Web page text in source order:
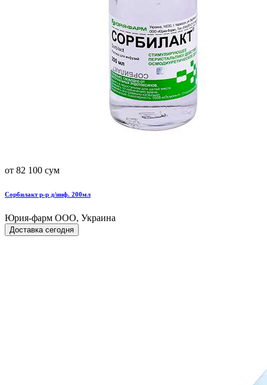
от 82 100 сум
Сорбилакт р-р д/инф. 200мл
Юрия-фарм ООО, Украина
Доставка сегодня